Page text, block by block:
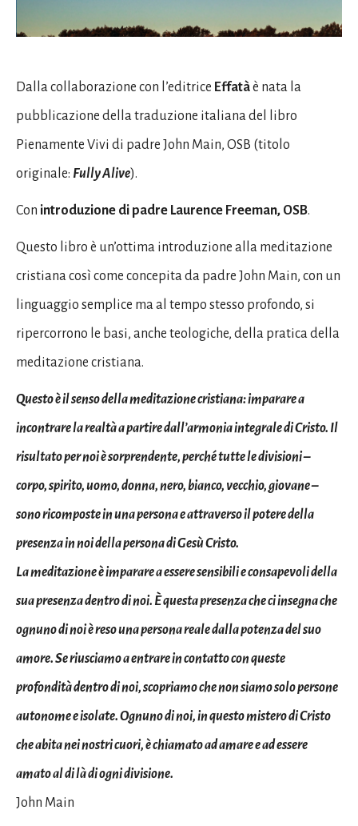
Dalla collaborazione con l’editrice Effatàè nata la
pubblicazione della traduzione italiana del libro
Pienamente Vivi di padre John Main, OSB (titolo
originale: Fully Alive).
Con introduzione di padre Laurence Freeman, OSB.
Questo libro è un’ottima introduzione alla meditazione
cristiana così come concepita da padre John Main, con un
linguaggio semplice ma al tempo stesso profondo, si
ripercorrono le basi, anche teologiche, della pratica della
meditazione cristiana.
Questo è il senso della meditazione cristiana: imparare a
incontrare la realtà a partire dall’armonia integrale di Cristo. Il
risultato per noi è sorprendente, perché tutte le divisioni –
corpo, spirito, uomo, donna, nero, bianco, vecchio, giovane –
sono ricomposte in una persona e attraverso il potere della
presenza in noi della persona di Gesù Cristo.
La meditazione è imparare a essere sensibili e consapevoli della
sua presenza dentro di noi. È questa presenza che ci insegna che
ognuno di noi è reso una persona reale dalla potenza del suo
amore. Se riusciamo a entrare in contatto con queste
profondità dentro di noi, scopriamo che non siamo solo persone
autonome e isolate. Ognuno di noi, in questo mistero di Cristo
che abita nei nostri cuori, è chiamato ad amare e ad essere
amato al di là di ogni divisione.
John Main